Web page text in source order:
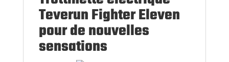
Teverun Fighter Eleven
pour de nouvelles
sensations